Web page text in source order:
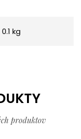
0.1 kg
produktov